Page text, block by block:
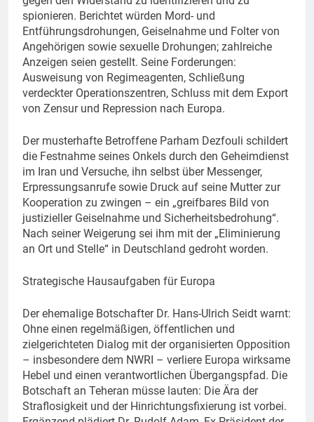
spionieren. Berichtet würden Mord- und
Entführungsdrohungen, Geiselnahme und Folter von
Angehörigen sowie sexuelle Drohungen; zahlreiche
Anzeigen seien gestellt. Seine Forderungen:
Ausweisung von Regimeagenten, Schließung
verdeckter Operationszentren, Schluss mit dem Export
von Zensur und Repression nach Europa.
Der musterhafte Betroffene Parham Dezfouli schildert
die Festnahme seines Onkels durch den Geheimdienst
im Iran und Versuche, ihn selbst über Messenger,
Erpressungsanrufe sowie Druck auf seine Mutter zur
Kooperation zu zwingen – ein „greifbares Bild von
justizieller Geiselnahme und Sicherheitsbedrohung“.
Nach seiner Weigerung sei ihm mit der „Eliminierung
an Ort und Stelle“ in Deutschland gedroht worden.
Strategische Hausaufgaben für Europa
Der ehemalige Botschafter Dr. Hans-Ulrich Seidt warnt:
Ohne einen regelmäßigen, öffentlichen und
zielgerichteten Dialog mit der organisierten Opposition
– insbesondere dem NWRI – verliere Europa wirksame
Hebel und einen verantwortlichen Übergangspfad. Die
Botschaft an Teheran müsse lauten: Die Ära der
Straflosigkeit und der Hinrichtungsfixierung ist vorbei.